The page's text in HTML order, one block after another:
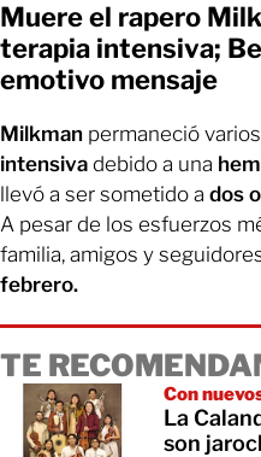
Muere el rapero
terapia intensiva;
emotivo mensaje
Milkman permaneció
intensiva debido a una
llevó a ser sometido a dos
A pesar de los esfuerzos
familia, amigos y
febrero.
TE
Con
La
son